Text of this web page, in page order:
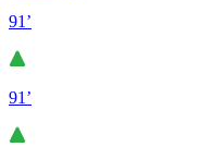
91’
91’